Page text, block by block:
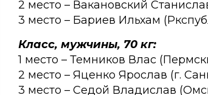
2 место – Вакановский
3 место – Бариев Ильхам
Класс, мужчины, 70 кг:
1 место – Темников Влас
2 место – Яценко Ярослав (г.
3 место – Седой Владислав